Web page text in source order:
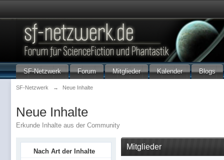
SF-Netzwerk Forum Mitglieder Kalender Blogs
SF-Netzwerk → Neue Inhalte
Neue Inhalte
Erkunde Inhalte aus der Community
Nach Art der Inhalte
Mitglieder